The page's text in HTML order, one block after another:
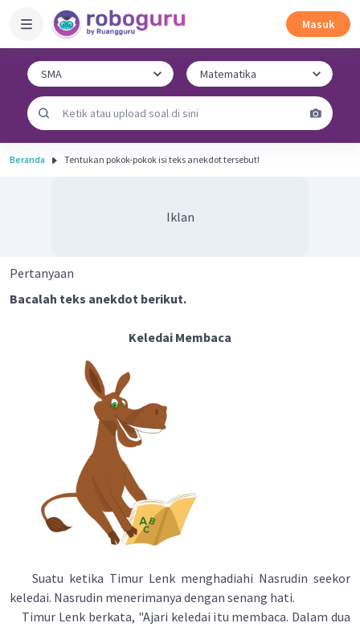
Masuk
Beranda Tentukan pokok-pokok isi teks anekdot tersebut!
Iklan
Pertanyaan
Bacalah teks anekdot berikut.
Keledai Membaca
Suatu ketika Timur Lenk menghadiahi Nasrudin seekor
keledai. Nasrudin menerimanya dengan senang hati.
Timur Lenk berkata, "Ajari keledai itu membaca. Dalam dua